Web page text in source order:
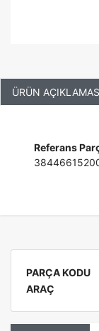
ÜRÜN
Referans
PARÇA KODU
ARAÇ